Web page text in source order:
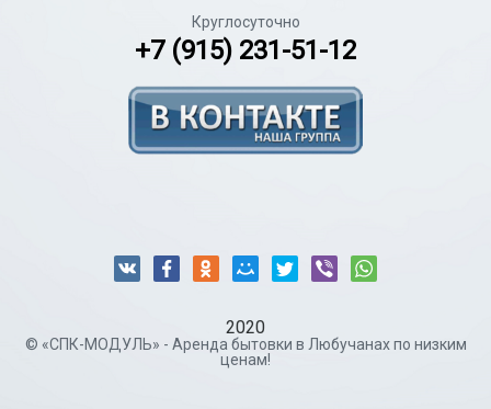
Круглосуточно
+7 (915) 231-51-12
2020
© «СПК-МОДУЛЬ» - Аренда бытовки в Любучанах по низким
ценам!